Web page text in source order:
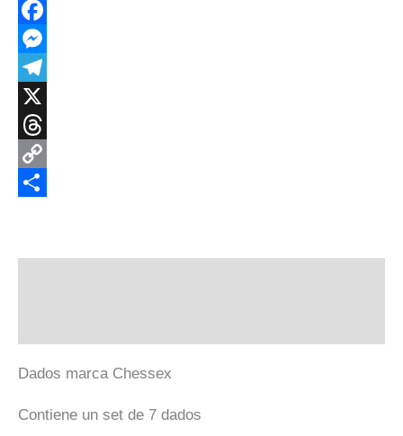
WhatsApp
Facebook
Messenger
Telegram
X
Threads
Copy
Dados marca Chessex
Contiene un set de 7 dados